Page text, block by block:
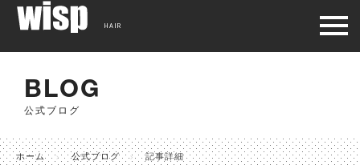
BLOG
公式ブログ
ホーム 公式ブログ 記事詳細
HAIR